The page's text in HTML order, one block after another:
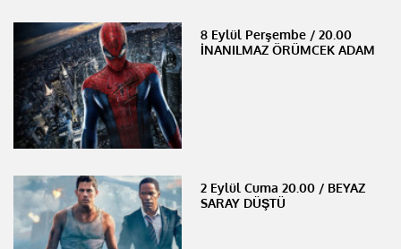
8 Eylül Perşembe / 20.00
İNANILMAZ ÖRÜMCEK ADAM
2 Eylül Cuma 20.00 / BEYAZ
SARAY DÜŞTÜ